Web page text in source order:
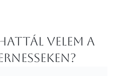
velem a